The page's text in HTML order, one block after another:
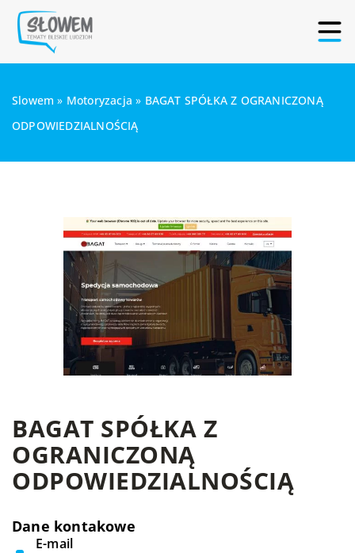
Slowem » Motoryzacja » BAGAT SPÓŁKA Z OGRANICZONĄ
ODPOWIEDZIALNOŚCIĄ
BAGAT SPÓŁKA Z
OGRANICZONĄ
ODPOWIEDZIALNOŚCIĄ
Dane kontakowe
E-mail